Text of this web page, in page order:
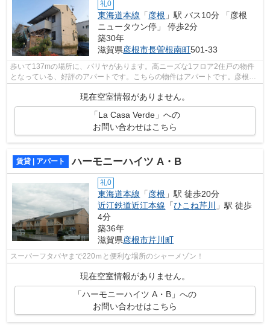
礼0
東海道本線 「彦根 」駅 バス10分 「彦根
ニュータウン停」 停歩2分
築30年
滋賀県彦根市長曽根南町501-33
歩いて137mの場所に、パリヤがあります。高ニーズな1フロア2住戸の物件
となっている、好評のアパートです。こちらの物件はアパートです。彦根市
に詳しい当社では東海道本線彦根周辺の...
現在空室情報がありません。
「La Casa Verde」への
お問い合わせはこちら
賃貸 | アパート ハーモニーハイツ A・B
礼0
東海道本線 「彦根 」駅 徒歩20分
近江鉄道近江本線 「ひこね芹川
」駅 徒歩
4分
築36年
滋賀県彦根市芹川町
スーパーフタバヤまで220ｍと便利な場所のシャーメゾン！
現在空室情報がありません。
「ハーモニーハイツ A・B」への
お問い合わせはこちら